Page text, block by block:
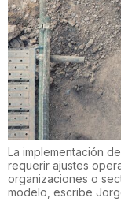
La implementación
requerir ajustes
organizaciones o
modelo, escribe